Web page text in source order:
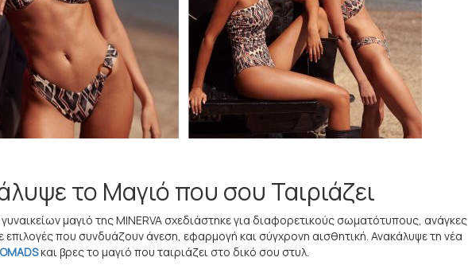
το Μαγιό που σου Ταιριάζει
μαγιό της MINERVA σχεδιάστηκε για διαφορετικούς σωματότυπους, ανάγκες
επιλογές που συνδυάζουν άνεση, εφαρμογή και σύγχρονη αισθητική. Ανακάλυψε τη νέα
και βρες το μαγιό που ταιριάζει στο δικό σου στυλ.